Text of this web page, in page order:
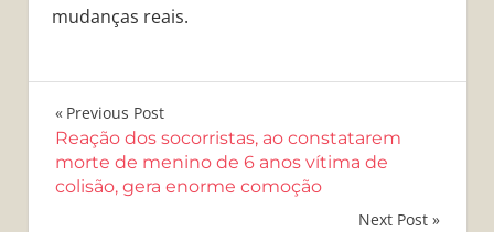
mudanças reais.
Navegação
de
Post
Previous Post
Reação dos socorristas, ao constatarem
morte de menino de 6 anos vítima de
colisão, gera enorme comoção
Next Post